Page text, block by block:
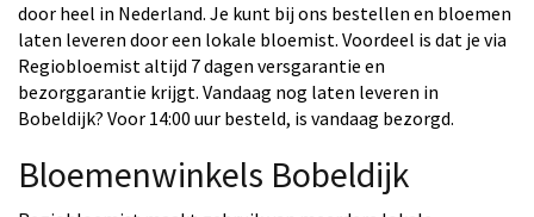
door heel in Nederland. Je kunt bij ons bestellen en bloemen
laten leveren door een lokale bloemist. Voordeel is dat je via
Regiobloemist altijd 7 dagen versgarantie en
bezorggarantie krijgt. Vandaag nog laten leveren in
Bobeldijk? Voor 14:00 uur besteld, is vandaag bezorgd.
Bloemenwinkels Bobeldijk